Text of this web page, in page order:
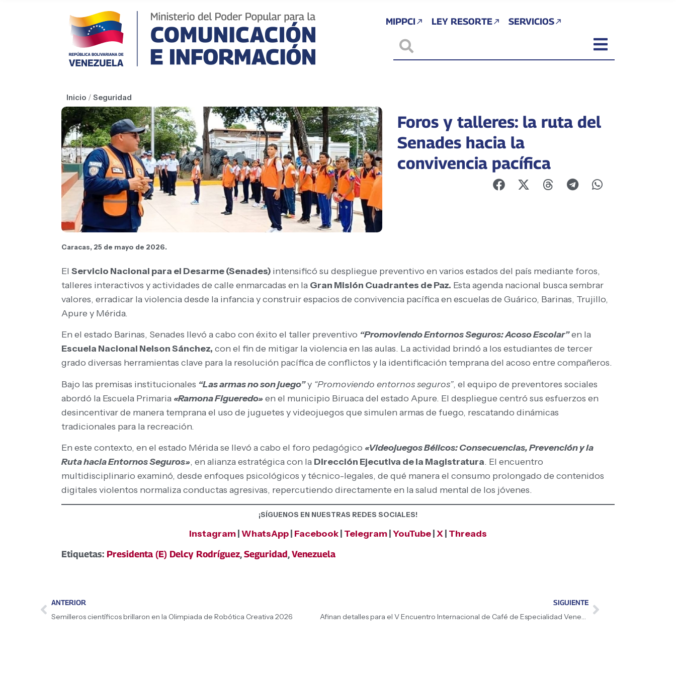
MIPPCI LEY RESORTE SERVICIOS
Inicio / Seguridad
Foros y talleres: la ruta del
Senades hacia la
convivencia pacífica
Caracas, 25 de mayo de 2026.
El Servicio Nacional para el Desarme (Senades) intensificó su despliegue preventivo en varios estados del país mediante foros,
talleres interactivos y actividades de calle enmarcadas en la Gran Misión Cuadrantes de Paz. Esta agenda nacional busca sembrar
valores, erradicar la violencia desde la infancia y construir espacios de convivencia pacífica en escuelas de Guárico, Barinas, Trujillo,
Apure y Mérida.
En el estado Barinas, Senades llevó a cabo con éxito el taller preventivo “Promoviendo Entornos Seguros: Acoso Escolar”en la
Escuela Nacional Nelson Sánchez, con el fin de mitigar la violencia en las aulas. La actividad brindó a los estudiantes de tercer
grado diversas herramientas clave para la resolución pacífica de conflictos y la identificación temprana del acoso entre compañeros.
Bajo las premisas institucionales “Las armas no son juego”y “Promoviendo entornos seguros”, el equipo de preventores sociales
abordó la Escuela Primaria «Ramona Figueredo»en el municipio Biruaca del estado Apure. El despliegue centró sus esfuerzos en
desincentivar de manera temprana el uso de juguetes y videojuegos que simulen armas de fuego, rescatando dinámicas
tradicionales para la recreación.
En este contexto, en el estado Mérida se llevó a cabo el foro pedagógico «Videojuegos Bélicos: Consecuencias, Prevención y la
Ruta hacia Entornos Seguros», en alianza estratégica con la Dirección Ejecutiva de la Magistratura. El encuentro
multidisciplinario examinó, desde enfoques psicológicos y técnico-legales, de qué manera el consumo prolongado de contenidos
digitales violentos normaliza conductas agresivas, repercutiendo directamente en la salud mental de los jóvenes.
¡SÍGUENOS EN NUESTRAS REDES SOCIALES!
Instagram WhatsApp Facebook Telegram YouTube X Threads
Etiquetas: Presidenta (E) Delcy Rodríguez,Seguridad,Venezuela
ANTERIOR
Semilleros científicos brillaron en la Olimpiada de Robótica Creativa 2026
SIGUIENTE
Afinan detalles para el V Encuentro Internacional de Café de Especialidad Venezolano 2026